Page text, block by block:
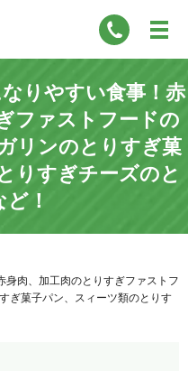
りやすい食事！赤
ファストフードの
リンのとりすぎ菓
りすぎチーズのと
！
肉、加工肉のとりすぎファストフ
ぎ菓子パン、スィーツ類のとりす